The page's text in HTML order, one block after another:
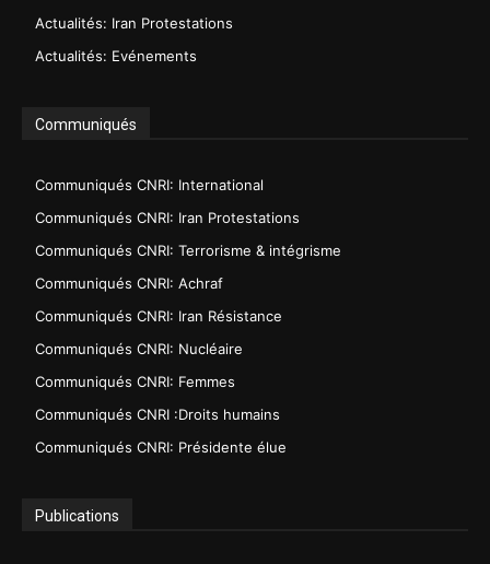
Actualités: Iran Protestations
Actualités: Evénements
Communiqués
Communiqués CNRI: International
Communiqués CNRI: Iran Protestations
Communiqués CNRI: Terrorisme & intégrisme
Communiqués CNRI: Achraf
Communiqués CNRI: Iran Résistance
Communiqués CNRI: Nucléaire
Communiqués CNRI: Femmes
Communiqués CNRI :Droits humains
Communiqués CNRI: Présidente élue
Publications